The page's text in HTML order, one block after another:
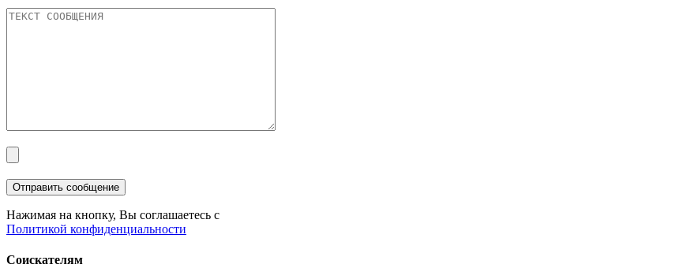
Нажимая на кнопку, Вы соглашаетесь с
Политикой конфиденциальности
Соискателям